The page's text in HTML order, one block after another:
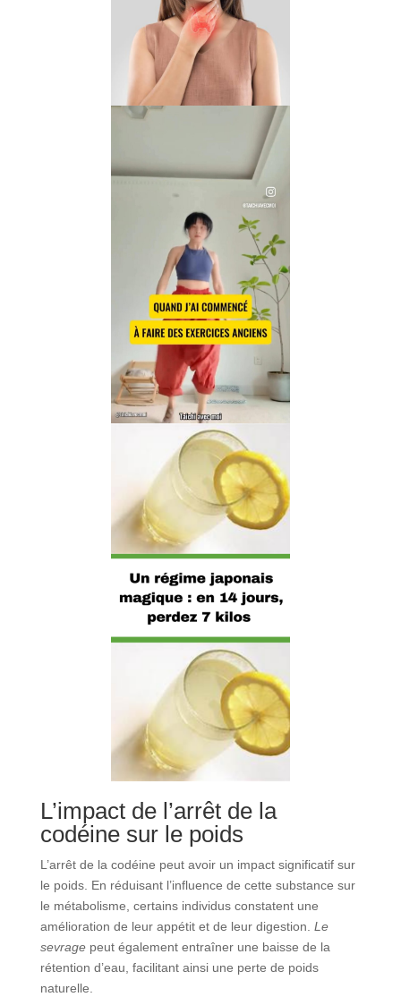
L’impact de l’arrêt de la
codéine sur le poids
L’arrêt de la codéine peut avoir un impact significatif sur
le poids. En réduisant l’influence de cette substance sur
le métabolisme, certains individus constatent une
amélioration de leur appétit et de leur digestion. Le
sevragepeut également entraîner une baisse de la
rétention d’eau, facilitant ainsi une perte de poids
naturelle.